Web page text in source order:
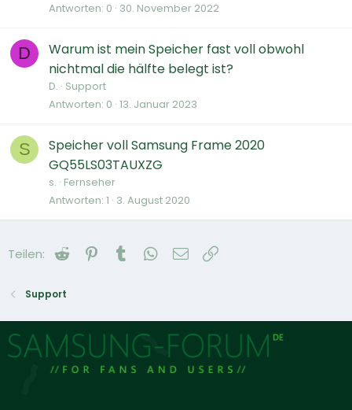
Antworten 0 30. November 2022
D
Warum ist mein Speicher fast voll obwohl
nichtmal die hälfte belegt ist?
D. Support
Antworten 0 13. Januar 2023
S
Speicher voll Samsung Frame 2020
GQ55LS03TAUXZG
s. Fernseher
Antworten 1 3. August 2020
Teilen: Reddit Pinterest
Tumblr WhatsApp
E-Mail
Support